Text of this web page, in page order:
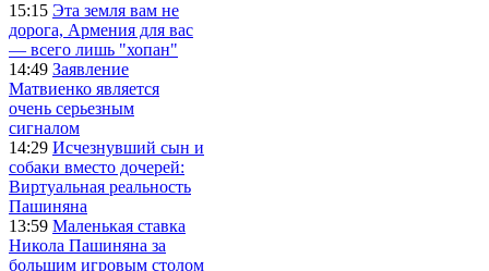
15:15 Эта земля вам не
дорога, Армения для вас
— всего лишь "хопан"
14:49 Заявление
Матвиенко является
очень серьезным
сигналом
14:29 Исчезнувший сын и
собаки вместо дочерей:
Виртуальная реальность
Пашиняна
13:59 Маленькая ставка
Никола Пашиняна за
большим игровым столом